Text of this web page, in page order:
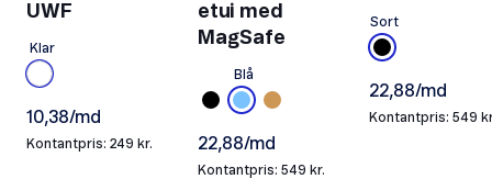
UWF
Klar
10,38/md
Kontantpris: 249 kr.
etui med
MagSafe
Blå
22,88/md
Kontantpris: 549 kr.
Sort
22,88/md
Kontantpris: 549